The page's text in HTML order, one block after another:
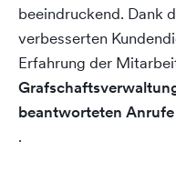
beeindruckend. Dank
verbesserten
Erfahrung der
beantworteten
.